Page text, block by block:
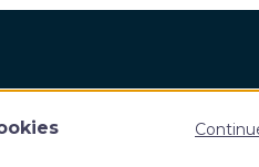
Fidroit Academy